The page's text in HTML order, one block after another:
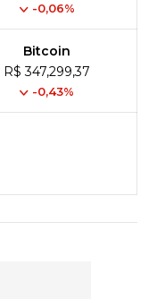
-0,06%
Bitcoin
R$ 347,299,37
-0,43%